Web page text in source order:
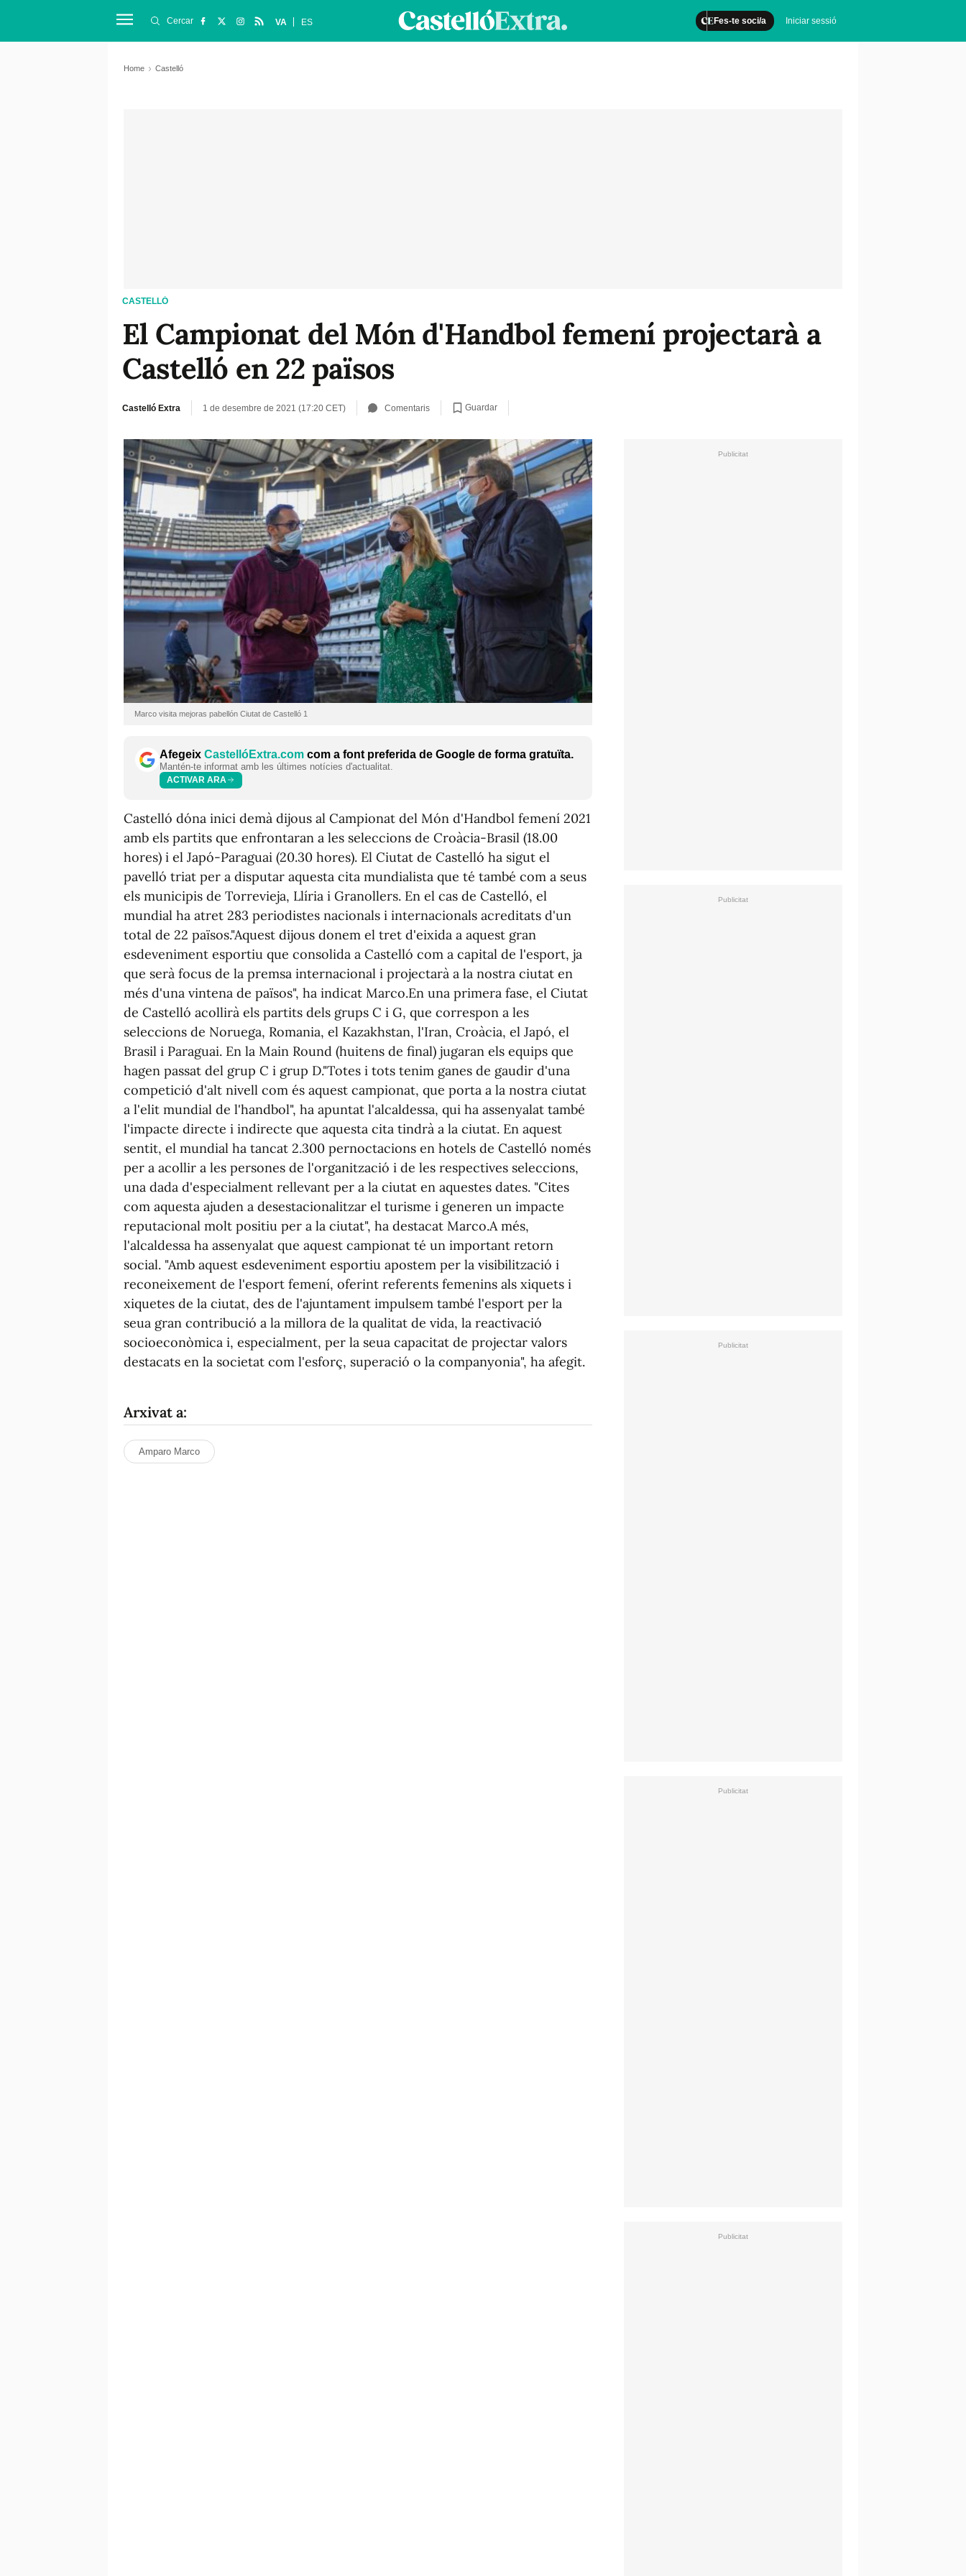
Fes-te soci/a Iniciar sessió
Cercar VA ES
Home Castelló
CASTELLÓ
El Campionat del Món d'Handbol femení projectarà a
Castelló en 22 països
Castelló Extra 1 de desembre de 2021 (17:20 CET) Comentaris Guardar
Marco visita mejoras pabellón Ciutat de Castelló 1
Afegeix CastellóExtra.com com a font preferida de Google de forma gratuïta.
Mantén-te informat amb les últimes notícies d'actualitat.
ACTIVAR ARA
Castelló dóna inici demà dijous al Campionat del Món d'Handbol femení 2021
amb els partits que enfrontaran a les seleccions de Croàcia-Brasil (18.00
hores) i el Japó-Paraguai (20.30 hores). El Ciutat de Castelló ha sigut el
pavelló triat per a disputar aquesta cita mundialista que té també com a seus
els municipis de Torrevieja, Llíria i Granollers. En el cas de Castelló, el
mundial ha atret 283 periodistes nacionals i internacionals acreditats d'un
total de 22 països."Aquest dijous donem el tret d'eixida a aquest gran
esdeveniment esportiu que consolida a Castelló com a capital de l'esport, ja
que serà focus de la premsa internacional i projectarà a la nostra ciutat en
més d'una vintena de països", ha indicat Marco.En una primera fase, el Ciutat
de Castelló acollirà els partits dels grups C i G, que correspon a les
seleccions de Noruega, Romania, el Kazakhstan, l'Iran, Croàcia, el Japó, el
Brasil i Paraguai. En la Main Round (huitens de final) jugaran els equips que
hagen passat del grup C i grup D."Totes i tots tenim ganes de gaudir d'una
competició d'alt nivell com és aquest campionat, que porta a la nostra ciutat
a l'elit mundial de l'handbol", ha apuntat l'alcaldessa, qui ha assenyalat també
l'impacte directe i indirecte que aquesta cita tindrà a la ciutat. En aquest
sentit, el mundial ha tancat 2.300 pernoctacions en hotels de Castelló només
per a acollir a les persones de l'organització i de les respectives seleccions,
una dada d'especialment rellevant per a la ciutat en aquestes dates. "Cites
com aquesta ajuden a desestacionalitzar el turisme i generen un impacte
reputacional molt positiu per a la ciutat", ha destacat Marco.A més,
l'alcaldessa ha assenyalat que aquest campionat té un important retorn
social. "Amb aquest esdeveniment esportiu apostem per la visibilització i
reconeixement de l'esport femení, oferint referents femenins als xiquets i
xiquetes de la ciutat, des de l'ajuntament impulsem també l'esport per la
seua gran contribució a la millora de la qualitat de vida, la reactivació
socioeconòmica i, especialment, per la seua capacitat de projectar valors
destacats en la societat com l'esforç, superació o la companyonia", ha afegit.
Arxivat a:
Amparo Marco